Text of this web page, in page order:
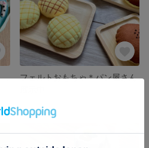
選べるおさかなつりセット✩.*˚10匹
フェルトおもちゃ＊パン屋さん